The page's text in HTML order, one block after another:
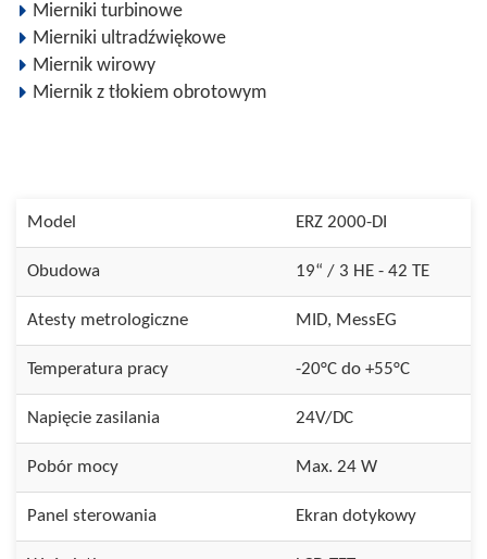
Mierniki turbinowe
Mierniki ultradźwiękowe
Miernik wirowy
Miernik z tłokiem obrotowym
Model ERZ 2000-DI
Obudowa 19“ / 3 HE - 42 TE
Atesty metrologiczne MID, MessEG
Temperatura pracy -20°C do +55°C
Napięcie zasilania 24V/DC
Pobór mocy Max. 24 W
Panel sterowania Ekran dotykowy